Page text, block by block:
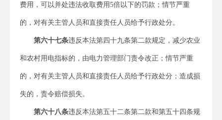
费用，可以并处违法收取费用5倍以下的罚款；情节严重
的，对有关主管人员和直接责任人员给予行政处分。
第六十七条违反本法第四十九条第二款规定，减少农业
和农村用电指标的，由电力管理部门责令改正；情节严重
的，对有关主管人员和直接责任人员给予行政处分；造成损
失的，责令赔偿损失。
第六十八条违反本法第五十二条第二款和第五十四条规